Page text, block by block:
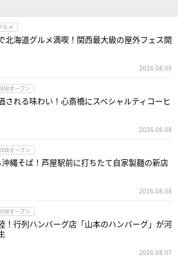
ルメ
北海道グルメ満喫！関西最大級の屋外フェス開
2026.08.09
オープン
される味わい！心斎橋にスペシャルティコーヒ
2026.08.08
オープン
縄そば！芦屋駅前に打ちたて自家製麺の新店
2026.08.08
オープン
！行列ハンバーグ店「山本のハンバーグ」が河
2026.08.07